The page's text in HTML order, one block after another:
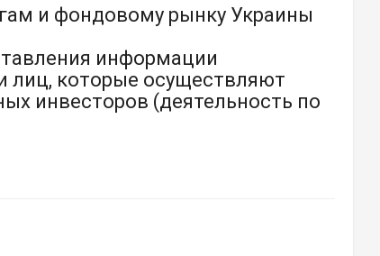
и фондовому рынку Украины
информации
лиц, которые осуществляют
инвесторов (деятельность по